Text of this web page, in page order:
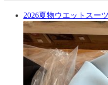
2026夏物ウエットスー